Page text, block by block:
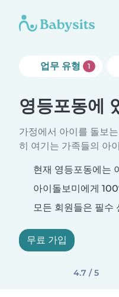
업무 유형 1
영등포동에
가정에서 아이를 돌보
히 여기는 가족들의 아
현재 영등포동에는
아이돌보미에게
모든 회원들은 필수
무료 가입
4.7 / 5